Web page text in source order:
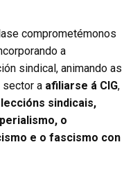
comprometémonos
a
sindical, animando as
sector a afiliarse á CIG,
sindicais,
o
e o fascismo con